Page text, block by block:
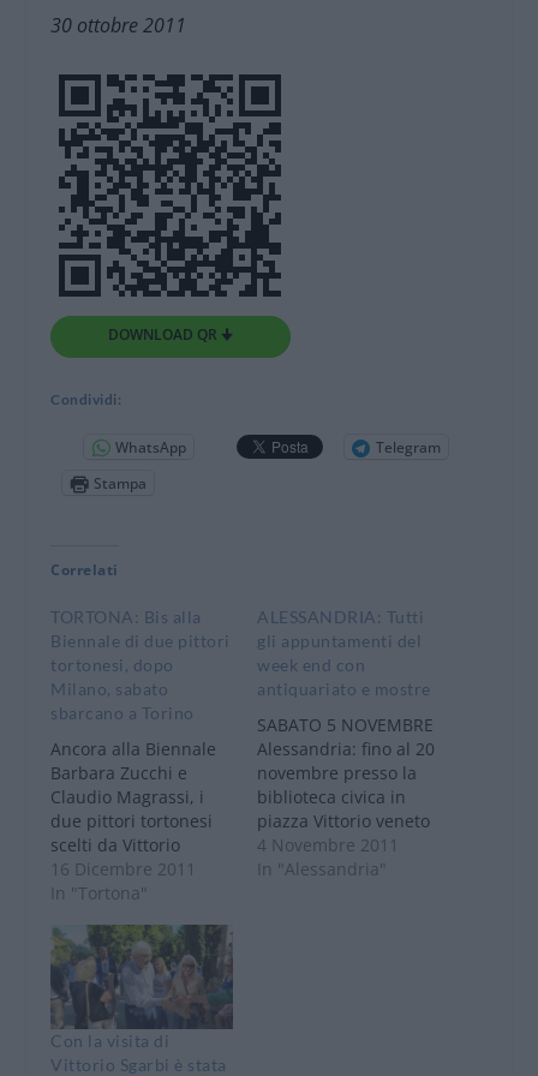
30 ottobre 2011
DOWNLOAD QR 🠋
Condividi:
WhatsApp
Telegram
Stampa
Correlati
TORTONA: Bis alla
Biennale di due pittori
tortonesi, dopo
Milano, sabato
sbarcano a Torino
Ancora alla Biennale
Barbara Zucchi e
Claudio Magrassi, i
due pittori tortonesi
scelti da Vittorio
Sgarbi per la Biennale
di Venezia. Dopo aver
a Milano, sabato 17
dicembre, sempre con
Sgarbi esporranno le
loro opere alla
“Biennale di Venezia-
Padiglione Italia” a
16 Dicembre 2011
In "Tortona"
ALESSANDRIA: Tutti
gli appuntamenti del
week end con
antiquariato e mostre
SABATO 5 NOVEMBRE
Alessandria: fino al 20
novembre presso la
biblioteca civica in
piazza Vittorio veneto
1 “150 anni
incaricatura” mostra
4 Novembre 2011
In "Alessandria"
Con la visita di
Vittorio Sgarbi è stata